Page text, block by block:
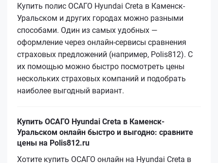
Купить полис ОСАГО Hyundai Creta в Каменск-
Уральском и других городах можно разными
способами. Один из самых удобных —
оформление через онлайн-сервисы сравнения
страховых предложений (например, Polis812). С
их помощью можно быстро посмотреть цены
нескольких страховых компаний и подобрать
наиболее выгодный вариант.
Купить ОСАГО Hyundai Creta в Каменск-
Уральском онлайн быстро и выгодно: сравните
цены на Polis812.ru
Хотите купить ОСАГО онлайн на Hyundai Creta в